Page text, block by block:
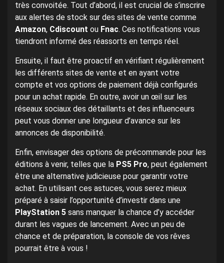
très convoitée. Tout d’abord, il est crucial de s’inscrire
aux alertes de stock sur des sites de vente comme
Amazon, Cdiscount ou Fnac. Ces notifications vous
tiendront informé des réassorts en temps réel.
Ensuite, il faut être proactif en vérifiant régulièrement
les différents sites de vente et en ayant votre
compte et vos options de paiement déjà configurés
pour un achat rapide. En outre, avoir un œil sur les
réseaux sociaux des détaillants et des influenceurs
peut vous donner une longueur d’avance sur les
annonces de disponibilité.
Enfin, envisager des options de précommande pour les
éditions à venir, telles que la PS5 Pro, peut également
être une alternative judicieuse pour garantir votre
achat. En utilisant ces astuces, vous serez mieux
préparé à saisir l’opportunité d’investir dans une
PlayStation 5 sans manquer la chance d’y accéder
durant les vagues de lancement. Avec un peu de
chance et de préparation, la console de vos rêves
pourrait être à vous !